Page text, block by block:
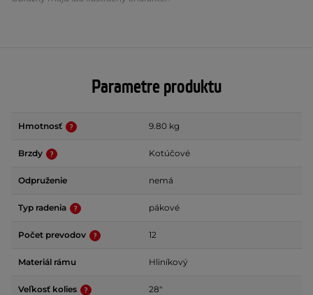
Parametre produktu
Hmotnosť 9.80 kg
Brzdy Kotúčové
Odpruženie nemá
Typ radenia pákové
Počet prevodov 12
Materiál rámu Hliníkový
Veľkosť kolies 28"